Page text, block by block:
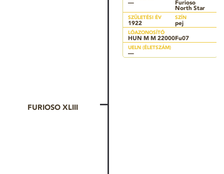
FURIOSO XLIII
— Furioso
North Star
SZÜLETÉSI ÉV
1922
SZÍN
pej
LÓAZONOSÍTÓ
HUN M M 22000Fu07
UELN (ÉLETSZÁM)
—